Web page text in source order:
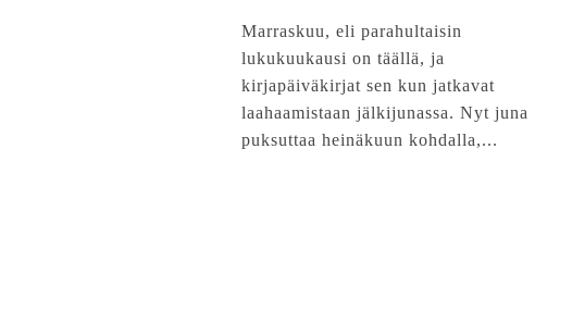
Marraskuu, eli parahultaisin
lukukuukausi on täällä, ja
kirjapäiväkirjat sen kun jatkavat
laahaamistaan jälkijunassa. Nyt juna
puksuttaa heinäkuun kohdalla,...